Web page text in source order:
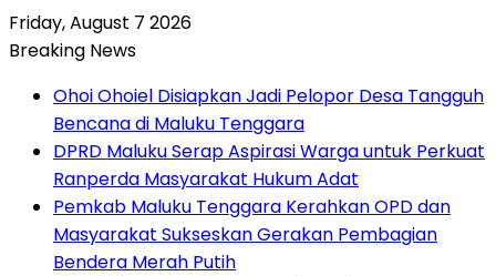
Friday, August 7 2026
Breaking News
Ohoi Ohoiel Disiapkan Jadi Pelopor Desa Tangguh
Bencana di Maluku Tenggara
DPRD Maluku Serap Aspirasi Warga untuk Perkuat
Ranperda Masyarakat Hukum Adat
Pemkab Maluku Tenggara Kerahkan OPD dan
Masyarakat Sukseskan Gerakan Pembagian
Bendera Merah Putih